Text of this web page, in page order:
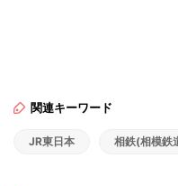
関連キーワード
JR東日本 相鉄(相模鉄